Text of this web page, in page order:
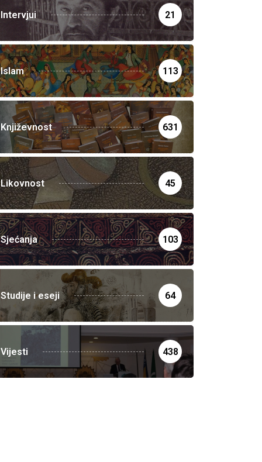
Intervjui 21
Islam 113
Književnost 631
Likovnost 45
Sjećanja 103
Studije i eseji 64
Vijesti 438